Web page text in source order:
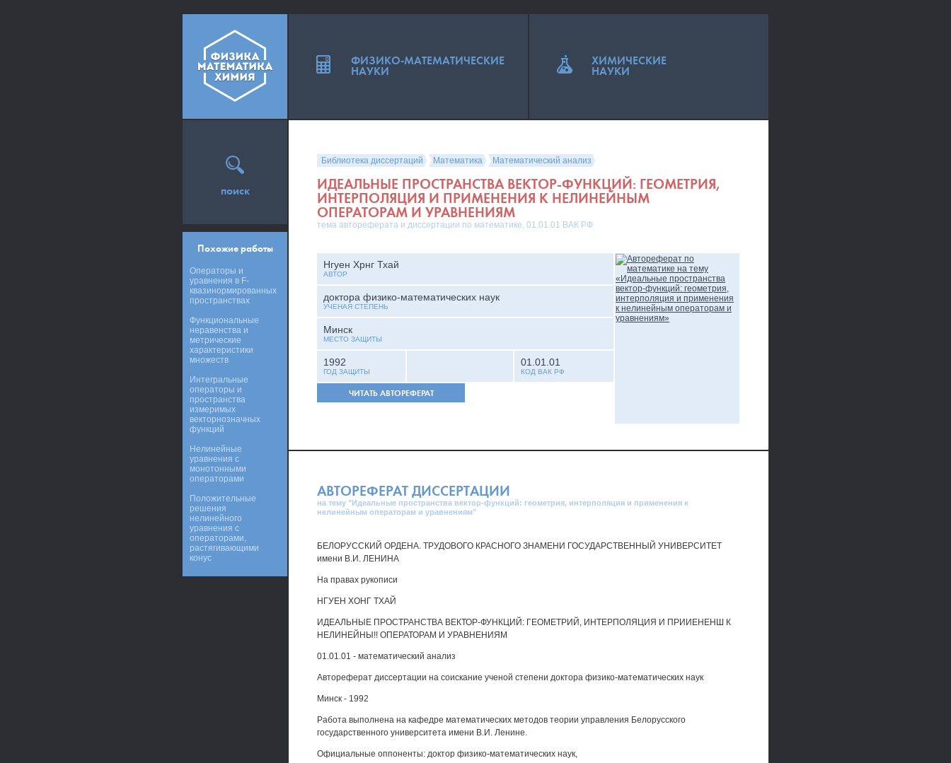
Библиотека диссертаций Математика Математический анализ
ИДЕАЛЬНЫЕ ПРОСТРАНСТВА ВЕКТОР-ФУНКЦИЙ: ГЕОМЕТРИЯ,
ИНТЕРПОЛЯЦИЯ И ПРИМЕНЕНИЯ К НЕЛИНЕЙНЫМ
ОПЕРАТОРАМ И УРАВНЕНИЯМ
тема автореферата и диссертации по математике, 01.01.01 ВАК РФ
Нгуен Хрнг Тхай
АВТОР
доктора физико-математических наук
УЧЕНАЯ СТЕПЕНЬ
Минск
МЕСТО ЗАЩИТЫ
1992
ГОД ЗАЩИТЫ
01.01.01
КОД ВАК РФ
ЧИТАТЬ АВТОРЕФЕРАТ
АВТОРЕФЕРАТ ДИССЕРТАЦИИ
на тему "Идеальные пространства вектор-функций: геометрия, интерполяция и применения к
нелинейным операторам и уравнениям"
БЕЛОРУССКИЙ ОРДЕНА. ТРУДОВОГО КРАСНОГО ЗНАМЕНИ ГОСУДАРСТВЕННЫЙ УНИВЕРСИТЕТ
имени В.И. ЛЕНИНА
На правах рукописи
НГУЕН ХОНГ ТХАЙ
ИДЕАЛЬНЫЕ ПРОСТРАНСТВА ВЕКТОР-ФУНКЦИЙ: ГЕОМЕТРИЙ, ИНТЕРПОЛЯЦИЯ И ПРИИЕНЕНШ К
НЕЛИНЕЙНЫ!! ОПЕРАТОРАМ И УРАВНЕНИЯМ
01.01.01 - математический анализ
Автореферат диссертации на соискание ученой степени доктора физико-математических наук
Минск - 1992
Работа выполнена на кафедре математических методов теории управления Белорусского
государственного университета имени В.И. Ленине.
Официальные оппоненты: доктор физико-математических наук,
поиск
Похожие работы
Операторы и
уравнения в F-
квазинормированных
пространствах
Функциональные
неравенства и
метрические
характеристики
множеств
Интегральные
операторы и
пространства
измеримых
векторнозначных
функций
Нелинейные
уравнения с
монотонными
операторами
Положительные
решения
нелинейного
уравнения с
операторами,
растягивающими
конус
ФИЗИКО-МАТЕМАТИЧЕСКИЕ
НАУКИ
ХИМИЧЕСКИЕ
НАУКИ